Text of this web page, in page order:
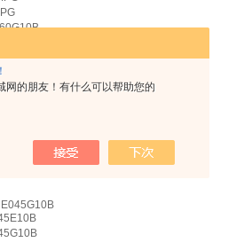
网的朋友！有什么可以帮助您的